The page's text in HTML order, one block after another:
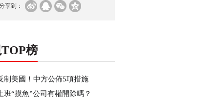
享到：
榜
制美國！中方公佈5項措施
上班“摸魚”公司有權開除嗎？